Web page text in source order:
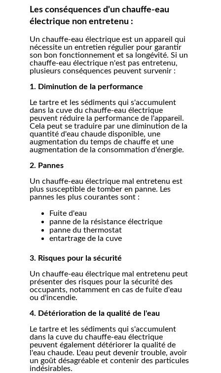
Les conséquences d'un chauffe-eau
électrique non entretenu :
Un chauffe-eau électrique est un appareil qui
nécessite un entretien régulier pour garantir
son bon fonctionnement et sa longévité. Si un
chauffe-eau électrique n'est pas entretenu,
plusieurs conséquences peuvent survenir :
1. Diminution de la performance
Le tartre et les sédiments qui s'accumulent
dans la cuve du chauffe-eau électrique
peuvent réduire la performance de l'appareil.
Cela peut se traduire par une diminution de la
quantité d'eau chaude disponible, une
augmentation du temps de chauffe et une
augmentation de la consommation d'énergie.
2. Pannes
Un chauffe-eau électrique mal entretenu est
plus susceptible de tomber en panne. Les
pannes les plus courantes sont :
Fuite d'eau
panne de la résistance électrique
panne du thermostat
entartrage de la cuve
3. Risques pour la sécurité
Un chauffe-eau électrique mal entretenu peut
présenter des risques pour la sécurité des
occupants, notamment en cas de fuite d'eau
ou d'incendie.
4. Détérioration de la qualité de l'eau
Le tartre et les sédiments qui s'accumulent
dans la cuve du chauffe-eau électrique
peuvent également détériorer la qualité de
l'eau chaude. L'eau peut devenir trouble, avoir
un goût désagréable et contenir des particules
indésirables.